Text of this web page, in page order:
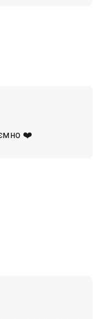
❤️